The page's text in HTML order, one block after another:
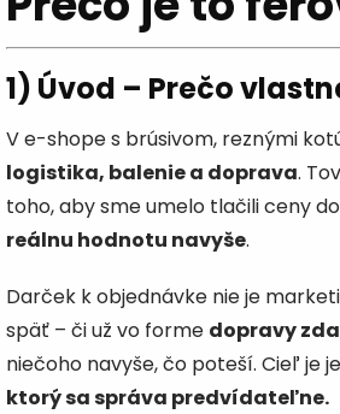
1) Úvod – Prečo
V e-shope s brúsivom, reznými
logistika, balenie a doprava.
toho, aby sme umelo tlačili ceny
reálnu hodnotu navyše.
Darček k objednávke nie je
späť – či už vo forme dopravy
niečoho navyše, čo poteší. Cieľ je
ktorý sa správa predvídateľne.